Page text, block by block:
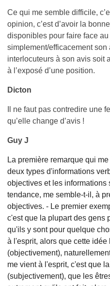
Ce qui me semble difficile,
opinion, c’est d’avoir la
disponibles pour faire face au
simplement/efficacement
interlocuteurs à son avis soit
à l’exposé d’une position.
Dicton
Il ne faut pas contredire une
qu’elle change d’avis !
Guy J
La première remarque qui
deux types d'informations
objectives et les informations
tendance, me semble-t-il, à
objectives. - Le premier
c'est que la plupart des gens
qu'ils y sont pour quelque
à l'esprit, alors que cette idée
(objectivement),
me vient à l'esprit, c'est que
(subjectivement), que les